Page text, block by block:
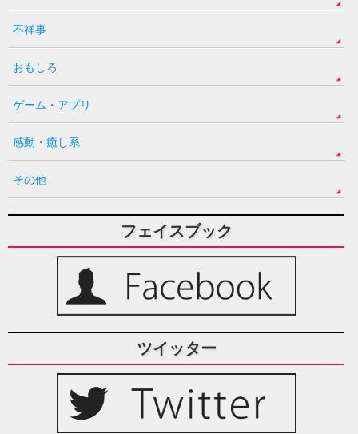
不祥事
おもしろ
ゲーム・アプリ
感動・癒し系
その他
フェイスブック
ツイッター